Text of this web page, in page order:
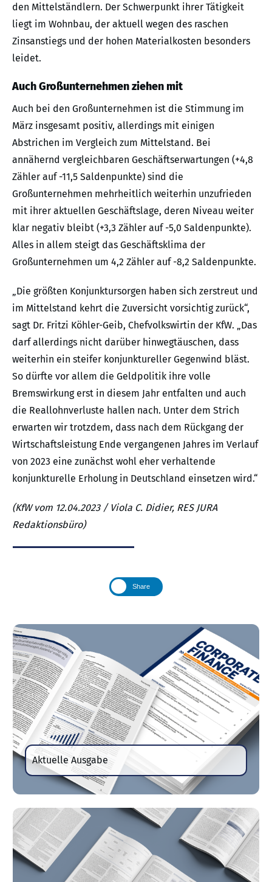
den Mittelständlern. Der Schwerpunkt ihrer Tätigkeit
liegt im Wohnbau, der aktuell wegen des raschen
Zinsanstiegs und der hohen Materialkosten besonders
leidet.
Auch Großunternehmen ziehen mit
Auch bei den Großunternehmen ist die Stimmung im
März insgesamt positiv, allerdings mit einigen
Abstrichen im Vergleich zum Mittelstand. Bei
annähernd vergleichbaren Geschäftserwartungen (+4,8
Zähler auf -11,5 Saldenpunkte) sind die
Großunternehmen mehrheitlich weiterhin unzufrieden
mit ihrer aktuellen Geschäftslage, deren Niveau weiter
klar negativ bleibt (+3,3 Zähler auf -5,0 Saldenpunkte).
Alles in allem steigt das Geschäftsklima der
Großunternehmen um 4,2 Zähler auf -8,2 Saldenpunkte.
„Die größten Konjunktursorgen haben sich zerstreut und
im Mittelstand kehrt die Zuversicht vorsichtig zurück“,
sagt Dr. Fritzi Köhler-Geib, Chefvolkswirtin der KfW. „Das
darf allerdings nicht darüber hinwegtäuschen, dass
weiterhin ein steifer konjunktureller Gegenwind bläst.
So dürfte vor allem die Geldpolitik ihre volle
Bremswirkung erst in diesem Jahr entfalten und auch
die Reallohnverluste hallen nach. Unter dem Strich
erwarten wir trotzdem, dass nach dem Rückgang der
Wirtschaftsleistung Ende vergangenen Jahres im Verlauf
von 2023 eine zunächst wohl eher verhaltende
konjunkturelle Erholung in Deutschland einsetzen wird.“
(KfW vom 12.04.2023 / Viola C. Didier, RES JURA
Redaktionsbüro)
Share
Aktuelle Ausgabe